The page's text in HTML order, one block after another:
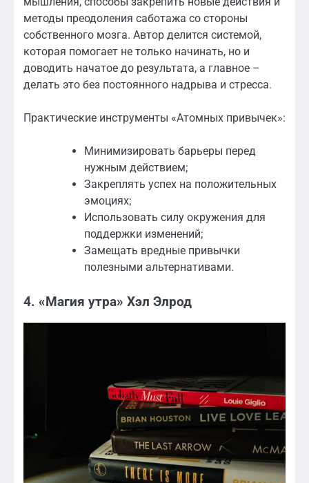
методы преодоления саботажа со стороны
собственного мозга. Автор делится системой,
которая помогает не только начинать, но и
доводить начатое до результата, а главное –
делать это без постоянного надрыва и стресса.
Практические инструменты «Атомных привычек»:
Минимизировать барьеры перед
нужным действием;
Закреплять успех на положительных
эмоциях;
Использовать силу окружения для
поддержки изменений;
Замещать вредные привычки
полезными альтернативами.
4. «Магия утра» Хэл Элрод